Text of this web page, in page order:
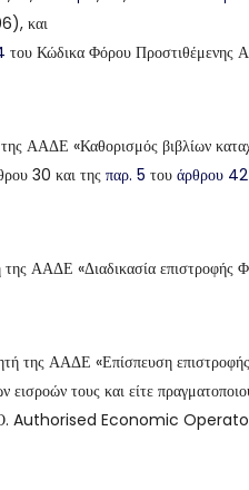
και
του Κώδικα Φόρου Προστιθέμενης
ΑΑΔΕ «Καθορισμός βιβλίων
30 και της παρ. 5 του άρθρου 42
ΑΑΔΕ «Διαδικασία επιστροφής
της ΑΑΔΕ «Επίσπευση
τους και είτε
Authorised Economic